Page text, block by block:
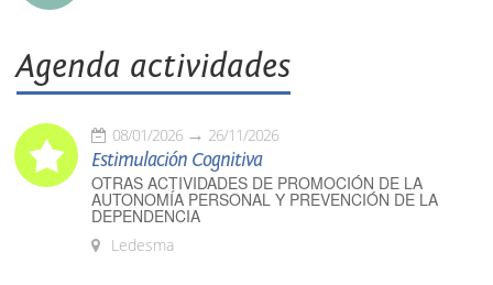
Agenda actividades
08/01/2026 26/11/2026
Estimulación Cognitiva
OTRAS ACTIVIDADES DE PROMOCIÓN DE LA
AUTONOMÍA PERSONAL Y PREVENCIÓN DE LA
DEPENDENCIA
Ledesma